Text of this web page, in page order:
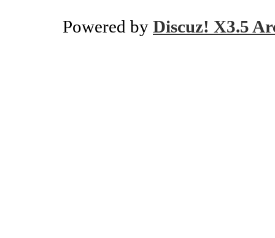
Powered by Discuz! X3.5